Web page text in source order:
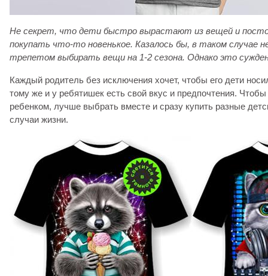
Не секрет, что дети быстро вырастают из вещей и
покупать что-то новенькое. Казалось бы, в таком случае
трепетом выбирать вещи на 1-2 сезона. Однако это
Каждый родитель без исключения хочет, чтобы его дети
тому же и у ребятишек есть свой вкус и предпочтения.
ребенком, лучше выбрать вместе и сразу купить разные
случаи жизни.